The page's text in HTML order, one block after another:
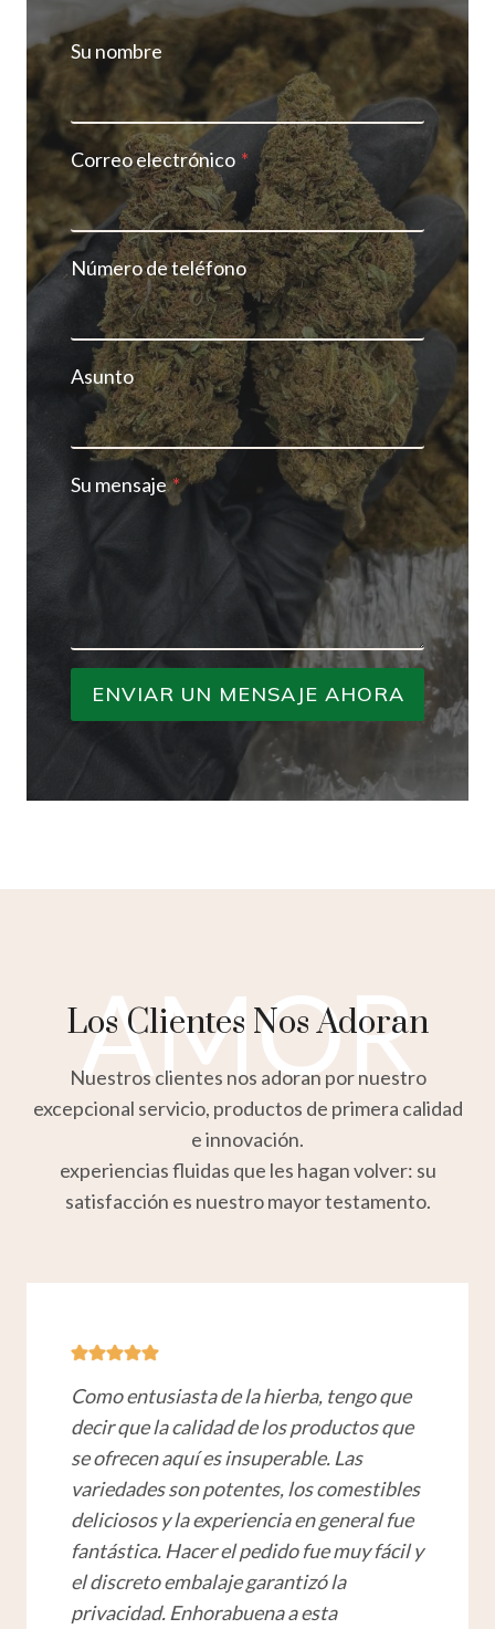
Su nombre
Correo electrónico *
Número de teléfono
Asunto
Su mensaje *
ENVIAR UN MENSAJE AHORA
AMOR
Los Clientes Nos Adoran
Nuestros clientes nos adoran por nuestro
excepcional servicio, productos de primera calidad
e innovación.
experiencias fluidas que les hagan volver: su
satisfacción es nuestro mayor testamento.
Como entusiasta de la hierba, tengo que
decir que la calidad de los productos que
se ofrecen aquí es insuperable. Las
variedades son potentes, los comestibles
deliciosos y la experiencia en general fue
fantástica. Hacer el pedido fue muy fácil y
el discreto embalaje garantizó la
privacidad. Enhorabuena a esta